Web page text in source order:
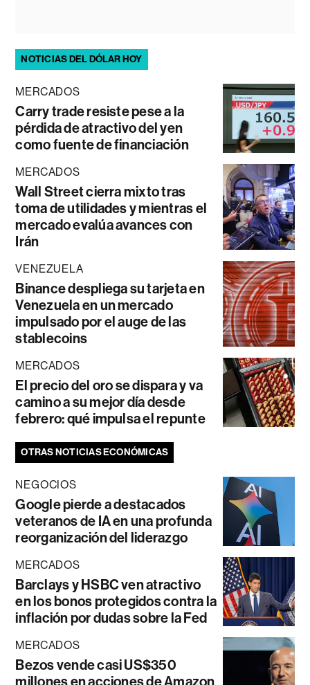
NOTICIAS DEL DÓLAR HOY
MERCADOS
Carry trade resiste pese a la
pérdida de atractivo del yen
como fuente de financiación
MERCADOS
Wall Street cierra mixto tras
toma de utilidades y mientras el
mercado evalúa avances con
Irán
VENEZUELA
Binance despliega su tarjeta en
Venezuela en un mercado
impulsado por el auge de las
stablecoins
MERCADOS
El precio del oro se dispara y va
camino a su mejor día desde
febrero: qué impulsa el repunte
OTRAS NOTICIAS ECONÓMICAS
NEGOCIOS
Google pierde a destacados
veteranos de IA en una profunda
reorganización del liderazgo
MERCADOS
Barclays y HSBC ven atractivo
en los bonos protegidos contra la
inflación por dudas sobre la Fed
MERCADOS
Bezos vende casi US$350
millones en acciones de Amazon